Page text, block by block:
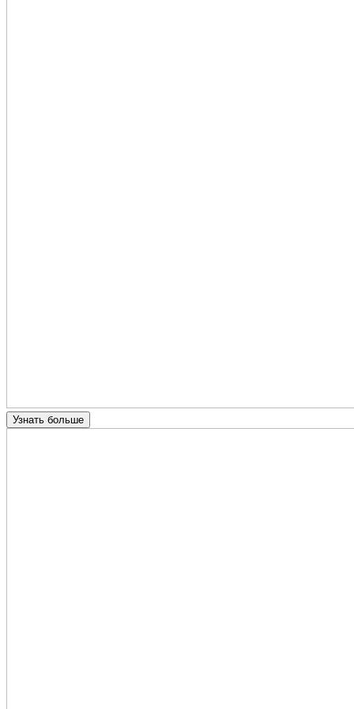
Узнать больше